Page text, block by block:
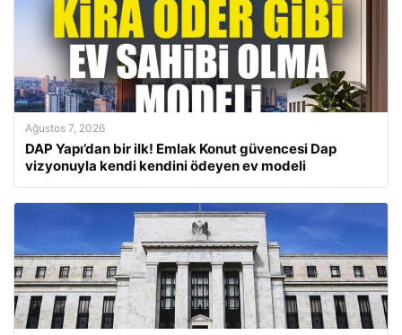
Ağustos 7, 2026
DAP Yapı’dan bir ilk! Emlak Konut güvencesi Dap
vizyonuyla kendi kendini ödeyen ev modeli